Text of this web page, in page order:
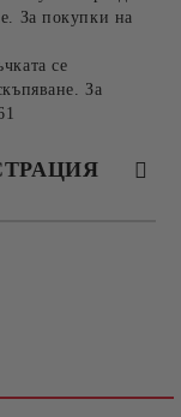
За покупки на
се
За